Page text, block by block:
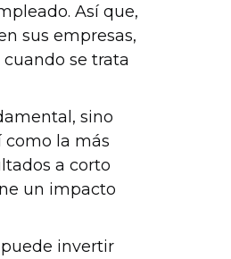
Así que,
sus empresas,
se trata
sino
la más
a corto
un impacto
invertir